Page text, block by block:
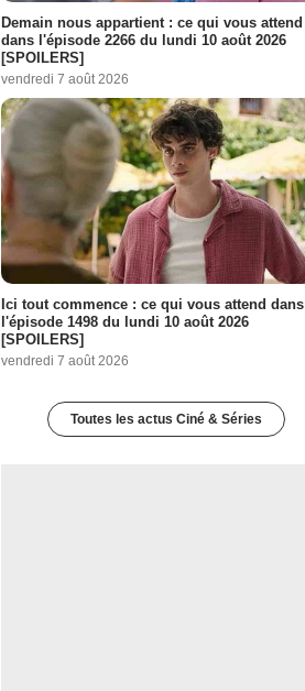
Demain nous appartient : ce qui vous attend
dans l'épisode 2266 du lundi 10 août 2026
[SPOILERS]
vendredi 7 août 2026
Ici tout commence : ce qui vous attend dans
l'épisode 1498 du lundi 10 août 2026
[SPOILERS]
vendredi 7 août 2026
Toutes les actus Ciné & Séries